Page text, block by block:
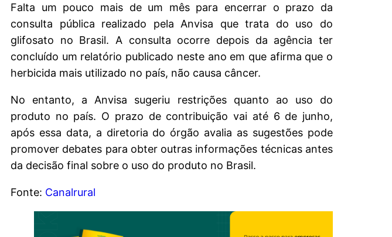
Falta um pouco mais de um mês para encerrar o prazo da
consulta pública realizado pela Anvisa que trata do uso do
glifosato no Brasil. A consulta ocorre depois da agência ter
concluído um relatório publicado neste ano em que afirma que o
herbicida mais utilizado no país, não causa câncer.
No entanto, a Anvisa sugeriu restrições quanto ao uso do
produto no país. O prazo de contribuição vai até 6 de junho,
após essa data, a diretoria do órgão avalia as sugestões pode
promover debates para obter outras informações técnicas antes
da decisão final sobre o uso do produto no Brasil.
Fonte: Canalrural